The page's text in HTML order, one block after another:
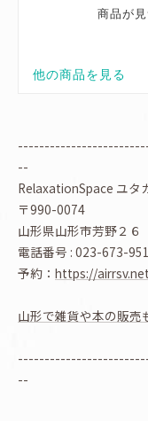
--
RelaxationSpace ユタ
〒990-0074
山形県山形市芳野２６
電話番号 : 023-673-
予約： https://
山形で雑貨や本の販売
--